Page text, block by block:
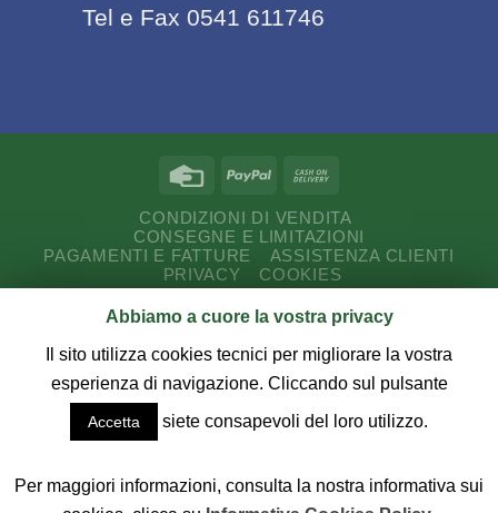
Tel e Fax 0541 611746
CONDIZIONI DI VENDITA
CONSEGNE E LIMITAZIONI
PAGAMENTI E FATTURE
ASSISTENZA CLIENTI
PRIVACY
COOKIES
Copyright 2026 © CUT Service Romagna s.a.s.
03187730407 - Via E. Ferrari, 18/20 - 47843 Misano A.
(RN) - Tel - Fax 0541 611746.
Credits:DYENSÌ SOFTWARE
sito web e commercio elettronico
Abbiamo a cuore la vostra privacy
Il sito utilizza cookies tecnici per migliorare la vostra
esperienza di navigazione. Cliccando sul pulsante
Accetta siete consapevoli del loro utilizzo.
Per maggiori informazioni, consulta la nostra informativa sui